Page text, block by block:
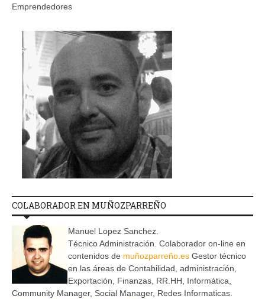
Emprendedores
COLABORADOR EN MUÑOZPARREÑO
Manuel Lopez Sanchez.
Técnico Administración. Colaborador on-line en
contenidos de muñozparreño.es Gestor técnico
en las áreas de Contabilidad, administración,
Exportación, Finanzas, RR.HH, Informática,
Community Manager, Social Manager, Redes Informaticas.